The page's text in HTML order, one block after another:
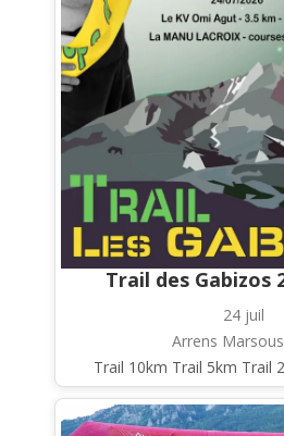
Trail des Gabizos
24 juil
Arrens
Trail 10km Trail 5km Trail